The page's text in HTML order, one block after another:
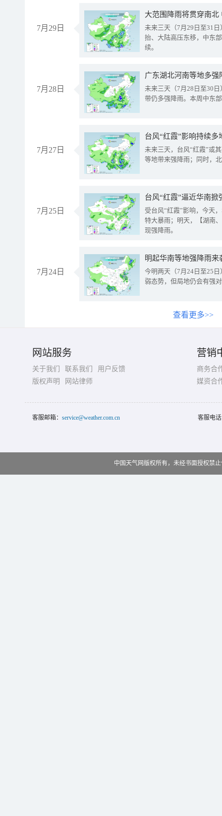
7月29日
大范围降雨将贯穿南
未来三天（7月29日至31
抬、大陆高压东移，中东
续。
7月28日
广东湖北河南等地多
未来三天（7月28日至30
带仍多强降雨。本周中东
7月27日
台风“红霞”影响持续
未来三天，台风“红霞”或
等地带来强降雨；同时，
7月25日
台风“红霞”逼近华南
受台风“红霞”影响，今天
特大暴雨；明天，【湖南
现强降雨。
7月24日
明起华南等地强降雨
今明两天（7月24日至25
弱态势，但局地仍会有强
查看更多>>
网站服务
关于我们 联系我们
用户反馈
版权声明
网站律师
营销
商务合
媒资合
客服邮箱： service@weather.com.cn 客服电
中国天气网版权所有，未经书面授权